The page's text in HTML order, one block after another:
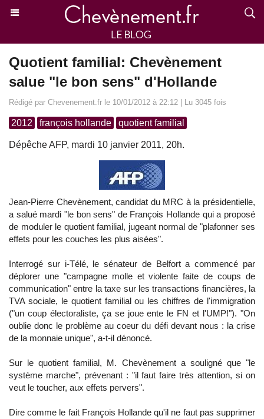
Quotient familial: Chevènement
salue "le bon sens" d'Hollande
Rédigé par Chevenement.fr le 10/01/2012 à 22:12 | Lu 3045 fois
2012 françois hollande quotient familial
Dépêche AFP, mardi 10 janvier 2011, 20h.
Jean-Pierre Chevènement, candidat du MRC à la présidentielle,
a salué mardi "le bon sens" de François Hollande qui a proposé
de moduler le quotient familial, jugeant normal de "plafonner ses
effets pour les couches les plus aisées".
Interrogé sur i-Télé, le sénateur de Belfort a commencé par
déplorer une "campagne molle et violente faite de coups de
communication" entre la taxe sur les transactions financières, la
TVA sociale, le quotient familial ou les chiffres de l'immigration
("un coup électoraliste, ça se joue ente le FN et l'UMP!"). "On
oublie donc le problème au coeur du défi devant nous : la crise
de la monnaie unique", a-t-il dénoncé.
Sur le quotient familial, M. Chevènement a souligné que "le
système marche", prévenant : "il faut faire très attention, si on
veut le toucher, aux effets pervers".
Dire comme le fait François Hollande qu'il ne faut pas supprimer